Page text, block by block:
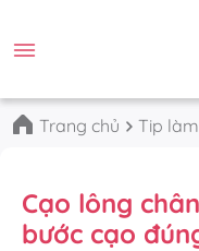
Trang chủ Tip
Cạo lông
bước cạo